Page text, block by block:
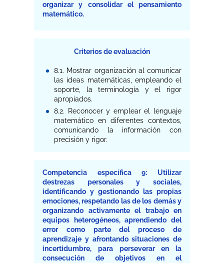
organizar y consolidar el pensamiento
matemático.
Criterios de evaluación
8.1. Mostrar organización al comunicar
las ideas matemáticas, empleando el
soporte, la terminología y el rigor
apropiados.
8.2. Reconocer y emplear el lenguaje
matemático en diferentes contextos,
comunicando la información con
precisión y rigor.
Competencia específica 9: Utilizar
destrezas personales y sociales,
identificando y gestionando las propias
emociones, respetando las de los demás y
organizando activamente el trabajo en
equipos heterogéneos, aprendiendo del
error como parte del proceso de
aprendizaje y afrontando situaciones de
incertidumbre, para perseverar en la
consecución de objetivos en el